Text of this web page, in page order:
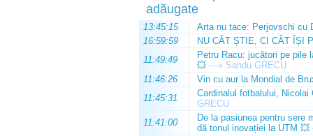
adăugate
13:45:15
Arta nu tace: Perjovschi cu
16:59:59
NU CÂT ȘTIE, CI CÂT ÎȘI
11:49:49
Petru Racu: jucători pe pile
💥 —» Sandu GRECU
11:46:26
Vin cu aur la Mondial de
11:45:31
Cardinalul fotbalului,
GRECU
11:41:00
De la pasiunea pentru sere
dă tonul inovației la UTM 💥